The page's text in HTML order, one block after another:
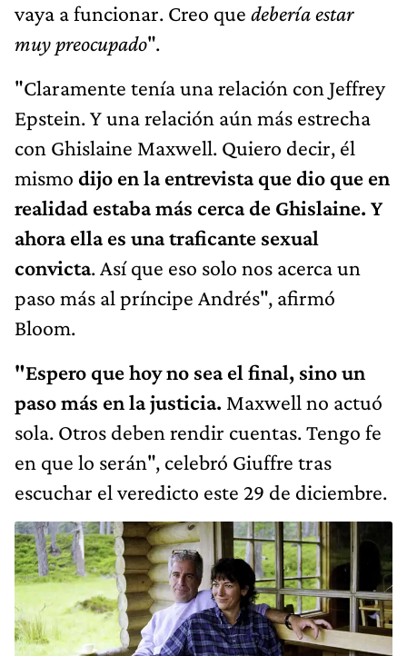
vaya a funcionar. Creo que debería estar
muy preocupado".
"Claramente tenía una relación con Jeffrey
Epstein. Y una relación aún más estrecha
con Ghislaine Maxwell. Quiero decir, él
mismo dijo en la entrevista que dio que en
realidad estaba más cerca de Ghislaine. Y
ahora ella es una traficante sexual
convicta. Así que eso solo nos acerca un
paso más al príncipe Andrés", afirmó
Bloom.
"Espero que hoy no sea el final, sino un
paso más en la justicia. Maxwell no actuó
sola. Otros deben rendir cuentas. Tengo fe
en que lo serán", celebró Giuffre tras
escuchar el veredicto este 29 de diciembre.